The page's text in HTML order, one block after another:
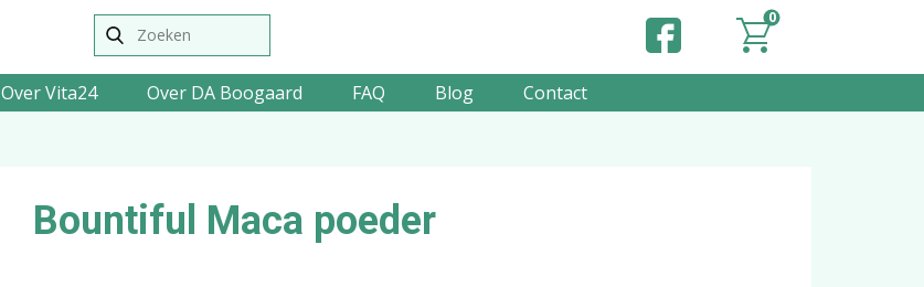
0
Over Vita24 Over DA Boogaard FAQ Blog Contact
Bountiful Maca poeder